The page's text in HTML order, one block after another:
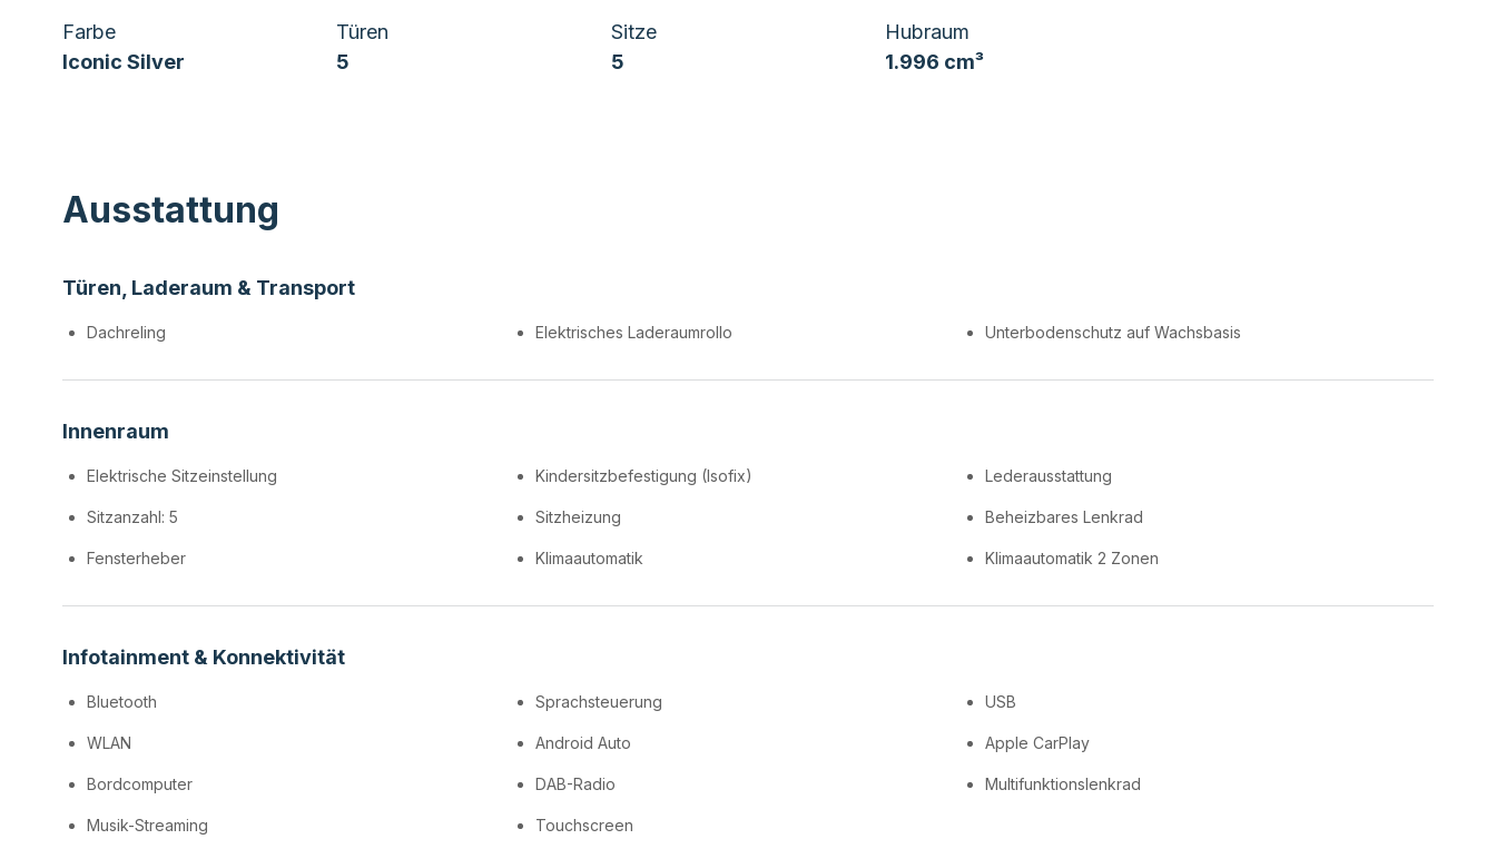
Farbe
Iconic Silver
Türen
5
Sitze
5
Hubraum
1.996 cm³
Ausstattung
Türen, Laderaum & Transport
Dachreling Elektrisches Laderaumrollo Unterbodenschutz auf Wachsbasis
Innenraum
Elektrische Sitzeinstellung Kindersitzbefestigung (Isofix) Lederausstattung
Sitzanzahl: 5 Sitzheizung Beheizbares Lenkrad
Fensterheber Klimaautomatik Klimaautomatik 2 Zonen
Infotainment & Konnektivität
Bluetooth Sprachsteuerung USB
WLAN Android Auto Apple CarPlay
Bordcomputer DAB-Radio Multifunktionslenkrad
Musik-Streaming Touchscreen